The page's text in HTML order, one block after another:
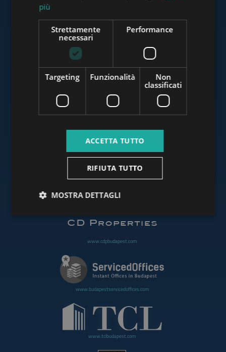
www.towerconsulting.hu
www.budapestluxuryapartments.hu
www.budapestoffices.net
www.budapestpropertysellers.com
www.cdpbudapest.com
www.budapestservicedoffices.com
www.tclbudapest.com
ARABIC
più
Strettamente
necessari
Performance
Targeting Funzionalità
Non
classificati
ACCETTA TUTTO
RIFIUTA TUTTO
MOSTRA DETTAGLI